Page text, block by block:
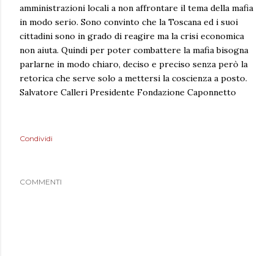
amministrazioni locali a non affrontare il tema della mafia
in modo serio. Sono convinto che la Toscana ed i suoi
cittadini sono in grado di reagire ma la crisi economica
non aiuta. Quindi per poter combattere la mafia bisogna
parlarne in modo chiaro, deciso e preciso senza però la
retorica che serve solo a mettersi la coscienza a posto.
Salvatore Calleri Presidente Fondazione Caponnetto
Condividi
COMMENTI